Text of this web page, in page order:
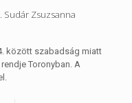
Sudár Zsuzsanna
között szabadság miatt
Toronyban. A